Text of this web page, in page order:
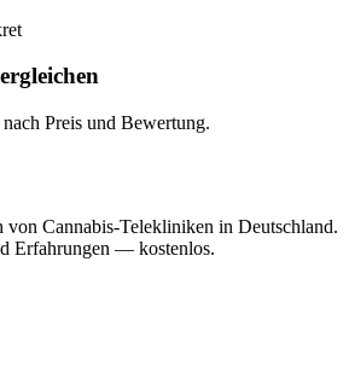
Preis und Bewertung.
von Cannabis-Telekliniken in Deutschland.
Erfahrungen — kostenlos.